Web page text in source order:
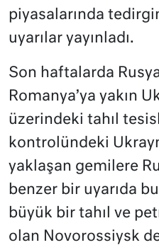
piyasalarında
uyarılar yayınladı.
Son haftalarda
Romanya’ya yakın
üzerindeki tahıl
kontrolündeki
yaklaşan gemilere
benzer bir uyarıda
büyük bir tahıl ve
olan Novorossiysk